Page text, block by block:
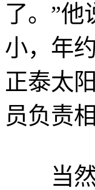
了。”他
小，年
正泰太
员负责
当然